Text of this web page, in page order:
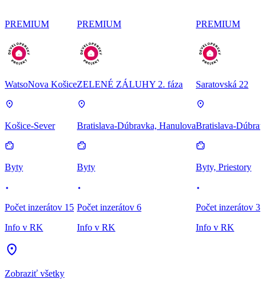
PREMIUM
WatsoNova Košice
Košice-Sever
Byty
Počet inzerátov 15
Info v RK
PREMIUM
ZELENÉ ZÁLUHY 2. fáza
Bratislava-Dúbravka, Hanulova
Byty
Počet inzerátov 6
Info v RK
PREMIUM
Saratovská 22
Bratislava-
Byty, Priestory
Počet inzerátov 3
Info v RK
Zobraziť všetky